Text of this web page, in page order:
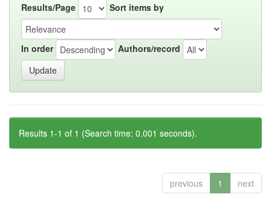
Results/Page Sort items by
In order Authors/record
Results 1-1 of 1 (Search time: 0.001 seconds).
previous 1 next